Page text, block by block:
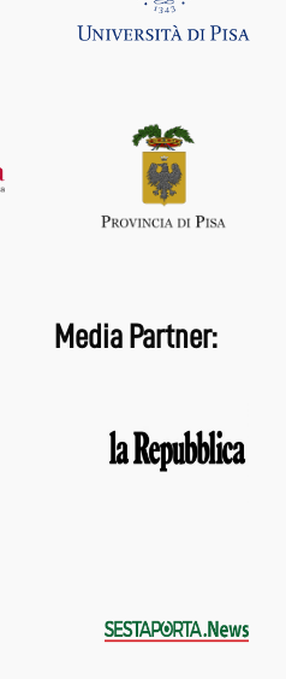
Media Partner: